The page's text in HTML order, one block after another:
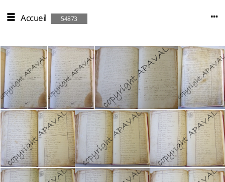
Accueil 54873